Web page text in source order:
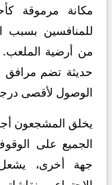
مكانة مرموقة
للمنافسين بسبب
من أرضية
حديثة تضم مرافق
الوصول لأقصى
يخلق المشجعون
الجميع على
جهة أخرى،